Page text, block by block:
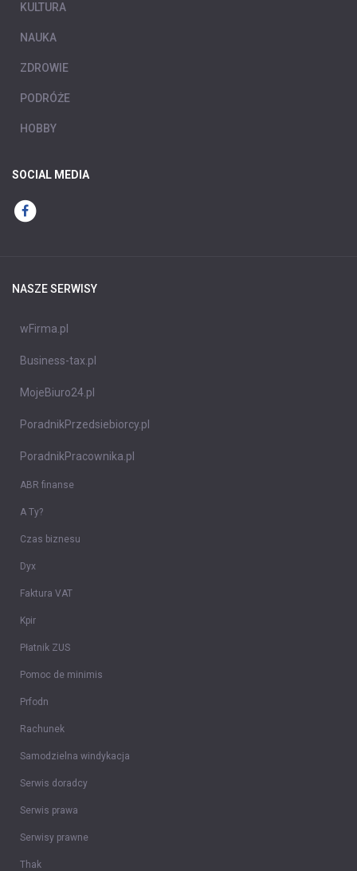
KULTURA
NAUKA
ZDROWIE
PODRÓŻE
HOBBY
SOCIAL MEDIA
NASZE SERWISY
wFirma.pl
Business-tax.pl
MojeBiuro24.pl
PoradnikPrzedsiebiorcy.pl
PoradnikPracownika.pl
ABR finanse
A Ty?
Czas biznesu
Dyx
Faktura VAT
Kpir
Płatnik ZUS
Pomoc de minimis
Prfodn
Rachunek
Samodzielna windykacja
Serwis doradcy
Serwis prawa
Serwisy prawne
Thak